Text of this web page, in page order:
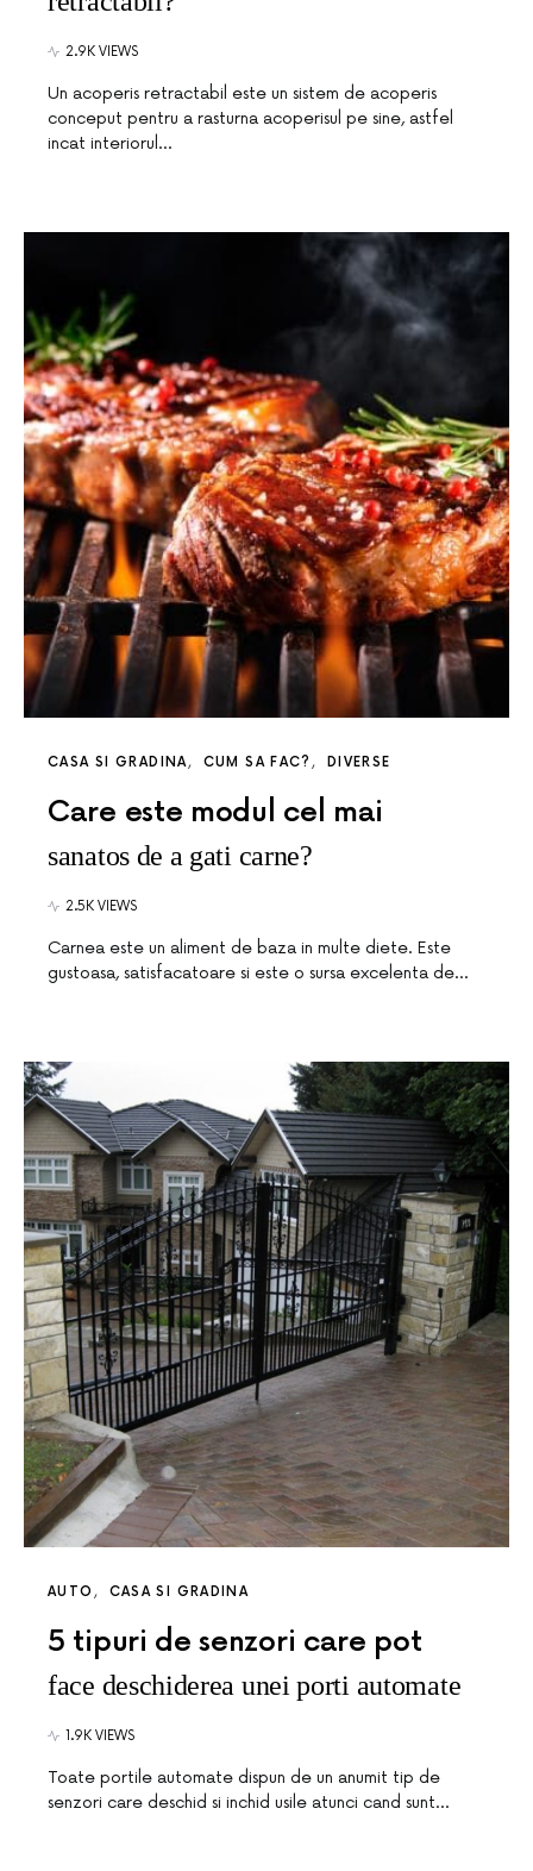
2.9K VIEWS
Un acoperis retractabil este un sistem de acoperis
conceput pentru a rasturna acoperisul pe sine, astfel
incat interiorul…
CASA SI GRADINA CUM SA FAC? DIVERSE
Care este modul cel mai
sanatos de a gati carne?
2.5K VIEWS
Carnea este un aliment de baza in multe diete. Este
gustoasa, satisfacatoare si este o sursa excelenta de…
AUTO CASA SI GRADINA
5 tipuri de senzori care pot
face deschiderea unei porti automate
1.9K VIEWS
Toate portile automate dispun de un anumit tip de
senzori care deschid si inchid usile atunci cand sunt…